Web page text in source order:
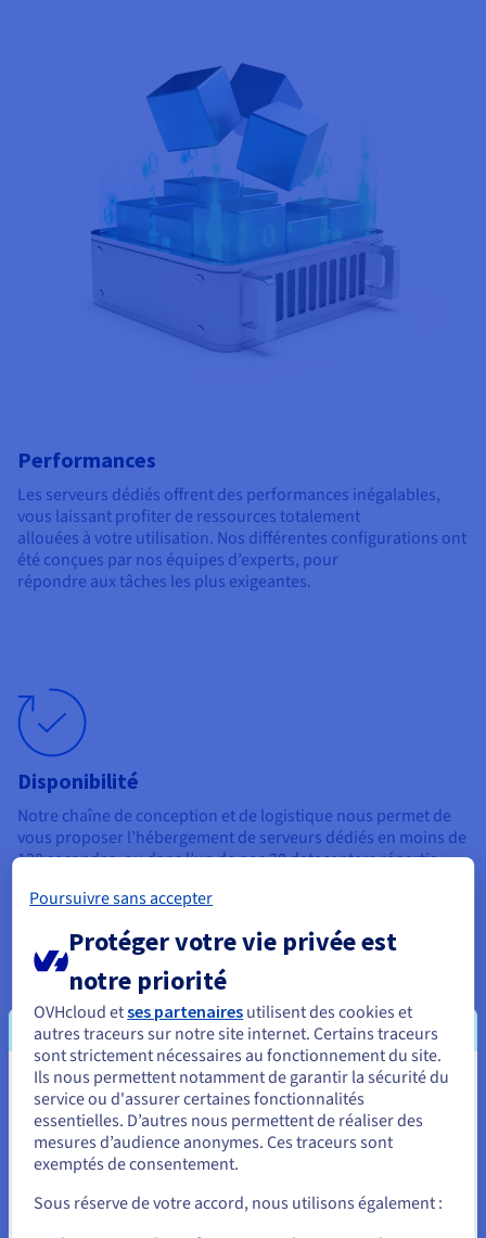
Performances
Les serveurs dédiés offrent des performances inégalables,
vous laissant profiter de ressources totalement
allouées à votre utilisation. Nos différentes configurations ont
été conçues par nos équipes d’experts, pour
répondre aux tâches les plus exigeantes.
Disponibilité
Notre chaîne de conception et de logistique nous permet de
vous proposer l’hébergement de serveurs dédiés en moins de
120 secondes, ou dans l’un de nos 30 datacenters répartis
assure une fiabilité sans faille à vos applications.
Évolutivité
En choisissant nos serveurs dédiés pour votre infrastructure,
vous profitez d’une évolutivité sans limite. Nos solutions
avancent en même temps que vos applications métier, sites
web et autres projets, ce qui vous assure une vision à long
terme. Pour aller encore plus loin, nos machines peuvent
également être interconnectées à d’autres services, comme
Private Cloud et Public Cloud.
Vous semblez être localisé en États-
Unis.
Pour commander, rendez-vous sur le site de votre pays (États-
Poursuivre sans accepter
Protéger votre vie privée est
notre priorité
OVHcloud etses partenaires utilisent des cookies et
autres traceurs sur notre site internet. Certains traceurs
sont strictement nécessaires au fonctionnement du site.
Ils nous permettent notamment de garantir la sécurité du
service ou d'assurer certaines fonctionnalités
essentielles. D’autres nous permettent de réaliser des
mesures d’audience anonymes. Ces traceurs sont
exemptés de consentement.
Sous réserve de votre accord, nous utilisons également :